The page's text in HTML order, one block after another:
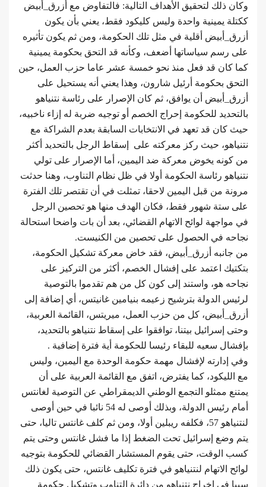
وكان ذلك لتحقيق الأهداف التالية: فالتفاوض مع أزرق_أبيض
ككتلة يمينية واحدة وليس كليكود فقط، يعني بأن يكون
أزرق_أبيض أقلية في مثل تلك الحكومة، ومن ثم يكون تأثيره
على رسم سياساتها أضعف، وكأنه قد التحق بحكومة يمينية
كما كان قد فعل منذ نحو خمسة عشر عاما حزب العمل، حين
التحق بحكومة أرئيل شارون، وهذا يعني أنه يستحيل على
أزرق_أبيض أن يوافق، ثم كان الإصرار على رئاسة نتنياهو
بالتحديد للحكومة إحراج الخصم أو توجيه ضربة له إزاء ناخبيه،
حيث كان قد تعهد في الانتخابات السابقة بعدم الشراكة مع
نتنياهو، حيث ركز معركته على إسقاط الرجل بالتحديد أكثر
من كونه يخوض معركة ضد اليمين، أما الإصرار على تولي
نتنياهو رئاسة الحكومة أولا في ظل نظام التناوب، وهنا حدثت
مرونة من قبل اليمين لاحقا، تمثلت في أن تقتصر تلك الفترة
على ستة شهور فقط، فكان الهدف منها هو تحصين الرجل
في مواجهة لوائح الاتهام القضائي، بعد أن بات واضحا استحالة
نجاحه في الحصول على تحصين من الكنيست.
من جانبه أزرق_أبيض، فقد خاض معركة تشكيل الحكومة،
بتكتيك اعتمد على إفشال الخصم، أكثر من التركيز على
نجاحه هو، واستند إلى كون كل من هم تقدموا بالتوصية
لرئيس الدولة بترشيح زعيمه بنيامين غانيتس، أي إضافة إلى
أزرق_أبيض، كل من حزب العمل، ميريتس، القائمة العربية،
وحتى إسرائيل بيتنا، توافقوا على إسقاط نتنياهو بالتحديد،
بإفشال سعيه للبقاء رئيسا للحكومة أية فترة إضافية .
وفي إدارته لإفشال مهمة حكومة الوحدة مع اليمين، وليس
مع الليكود، كما يفترض، اتفق مع القائمة العربية على أن
يمتنع ممثلو التجمع الوطني الديمقراطي عن التوصية لغانتس
أمام رئيس الدولة، وبذلك أوصى له 54 نائبا في حين أوصى
لنتنياهو 57، فكلفه ريبلين أولا، ومن ثم كلف غانتس تاليا، حتى
يتم وضع إسرائيل تحت الضغط إذا ما فشل غانتس وحتى يتم
كسب الوقت، حتى يقوم المستشار القضائي للحكومة بتوجيه
لوائح الاتهام لنتنياهو في فترة تكليف غانتس، حتى يكون ذلك
سببا في إخراج نتنياهو من دائرة التناوب وتشكيل حكومة